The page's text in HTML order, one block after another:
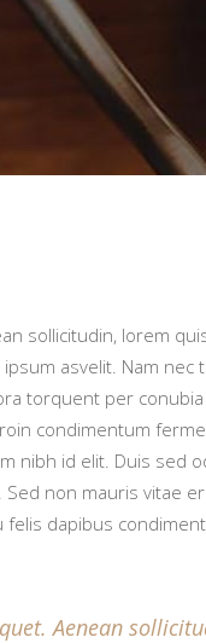
sollicitudin, lorem
asvelit. Nam
torquent per
condimentum
nibh id elit. Duis sed
non mauris vitae
dapibus
Aenean